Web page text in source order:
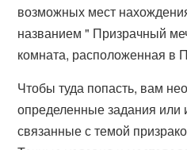
возможных мест
названием " Призрачный
комната, расположенная в
Чтобы туда попасть, вам
определенные задания или
связанные с темой